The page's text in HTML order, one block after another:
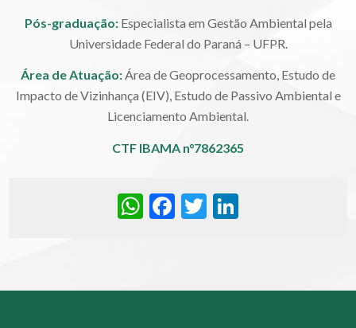
Pós-graduação:Especialista em Gestão Ambiental pela
Universidade Federal do Paraná – UFPR.
Área de Atuação:Área de Geoprocessamento, Estudo de
Impacto de Vizinhança (EIV), Estudo de Passivo Ambiental e
Licenciamento Ambiental.
CTF IBAMA n°7862365
WhatsApp
Facebook
Twitter